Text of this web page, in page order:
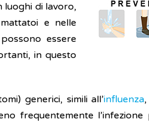
luoghi di lavoro,
e nelle
essere
in questo
generici, simili all’influenza
frequentemente l’infezione